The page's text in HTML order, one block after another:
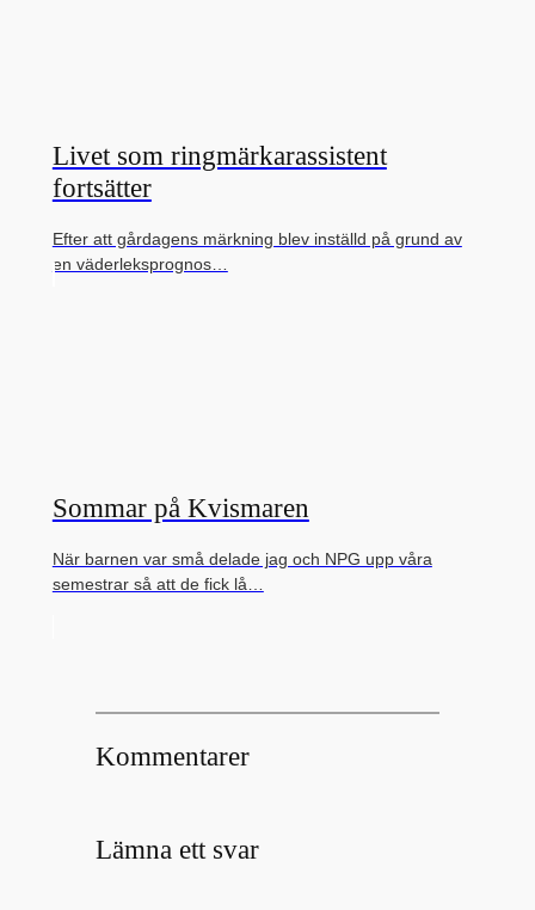
Livet som ringmärkarassistent
fortsätter
Efter att gårdagens märkning blev inställd på grund av
en väderleksprognos…
Sommar på Kvismaren
När barnen var små delade jag och NPG upp våra
semestrar så att de fick lå…
Kommentarer
Lämna ett svar